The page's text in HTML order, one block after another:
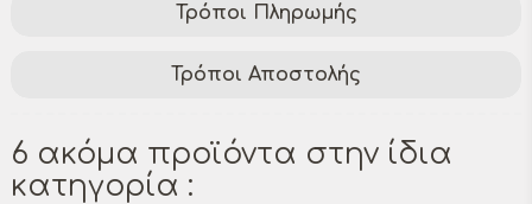
Τρόποι Πληρωμής
Τρόποι Αποστολής
6 ακόμα προϊόντα στην ίδια
κατηγορία :